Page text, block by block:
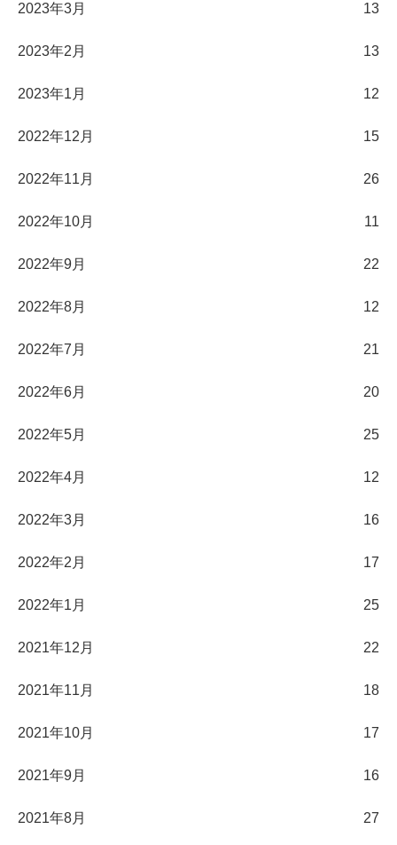
2023年3月 13
2023年2月 13
2023年1月 12
2022年12月 15
2022年11月 26
2022年10月 11
2022年9月 22
2022年8月 12
2022年7月 21
2022年6月 20
2022年5月 25
2022年4月 12
2022年3月 16
2022年2月 17
2022年1月 25
2021年12月 22
2021年11月 18
2021年10月 17
2021年9月 16
2021年8月 27